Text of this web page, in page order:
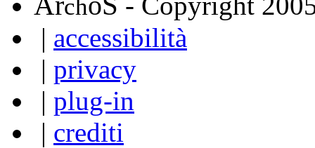
ch
| accessibilità
| privacy
| plug-in
| crediti